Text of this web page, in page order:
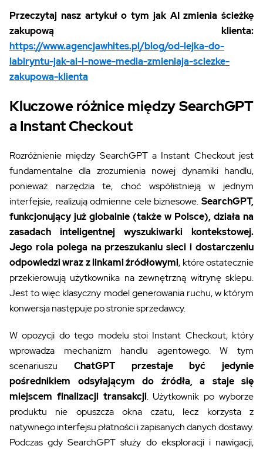
Przeczytaj nasz artykuł o tym jak AI zmienia ścieżkę
zakupową klienta:
https://www.agencjawhites.pl/blog/od-lejka-do-
labiryntu-jak-ai-i-nowe-media-zmieniaja-sciezke-
zakupowa-klienta
Kluczowe różnice między SearchGPT
a Instant Checkout
Rozróżnienie między SearchGPT a Instant Checkout jest
fundamentalne dla zrozumienia nowej dynamiki handlu,
ponieważ narzędzia te, choć współistnieją w jednym
interfejsie, realizują odmienne cele biznesowe. SearchGPT,
funkcjonujący już globalnie (także w Polsce), działa na
zasadach inteligentnej wyszukiwarki kontekstowej.
Jego rola polega na przeszukaniu sieci i dostarczeniu
odpowiedzi wraz z linkami źródłowymi, które ostatecznie
przekierowują użytkownika na zewnętrzną witrynę sklepu.
Jest to więc klasyczny model generowania ruchu, w którym
konwersja następuje po stronie sprzedawcy.
W opozycji do tego modelu stoi Instant Checkout, który
wprowadza mechanizm handlu agentowego. W tym
scenariuszu ChatGPT przestaje być jedynie
pośrednikiem odsyłającym do źródła, a staje się
miejscem finalizacji transakcji. Użytkownik po wyborze
produktu nie opuszcza okna czatu, lecz korzysta z
natywnego interfejsu płatności i zapisanych danych dostawy.
Podczas gdy SearchGPT służy do eksploracji i nawigacji,